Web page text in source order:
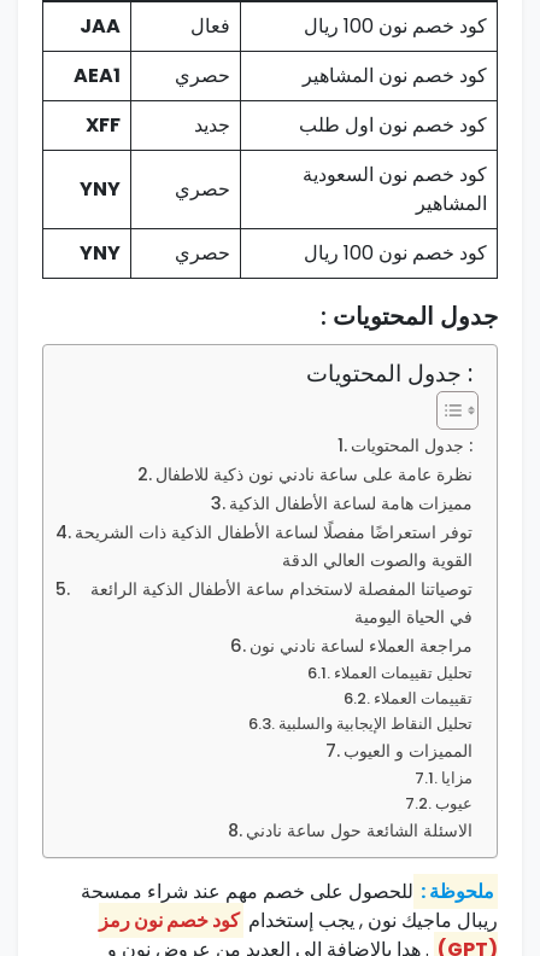
كود خصم نون 100 ريال
فعال
JAA
كود خصم نون المشاهير
حصري
AEA1
كود خصم نون اول طلب
جديد
XFF
كود خصم نون السعودية
المشاهير
حصري YNY
كود خصم نون 100 ريال حصري YNY
جدول⁤ المحتويات :
جدول المحتويات :
جدول⁤ المحتويات :
نظرة عامة على ساعة نادني نون ذكية للاطفال
مميزات هامة لساعة الأطفال‌ الذكية
توفر ​استعراضًا مفصلًا لساعة الأطفال الذكية ذات الشريحة
القوية‌ والصوت العالي الدقة
توصياتنا المفصلة لاستخدام ​ساعة الأطفال الذكية الرائعة
في الحياة اليومية
مراجعة العملاء لساعة نادني نون
تحليل تقييمات العملاء
تقييمات العملاء
تحليل النقاط الإيجابية ⁣والسلبية
المميزات⁣ و العيوب
مزايا
عيوب
الاسئلة الشائعة حول ساعة نادني
ملحوظة : للحصول على خصم مهم عند شراء ممسحة
ريبال ماجيك نون , يجب إستخدام كود خصم نون رمز
(GPT)
. هدا بالإضافة الى العديد من عروض نون و